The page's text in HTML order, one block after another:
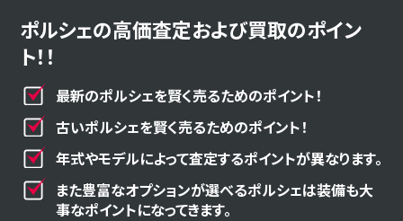
ポルシェの高価査定および買取のポイン
ト！！
最新のポルシェを賢く売るためのポイント！
古いポルシェを賢く売るためのポイント！
年式やモデルによって査定するポイントが異なります。
また豊富なオプションが選べるポルシェは装備も大
事なポイントになってきます。